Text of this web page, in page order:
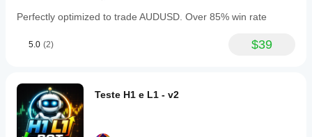
Perfectly optimized to trade AUDUSD. Over 85% win rate
5.0 (2) $39
Teste H1 e L1 - v2